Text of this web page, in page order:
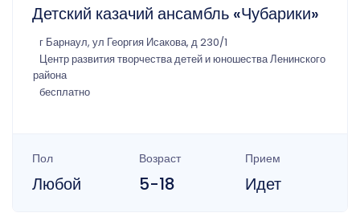
Детский казачий ансамбль «Чубарики»
г Барнаул, ул Георгия Исакова, д 230/1
Центр развития творчества детей и юношества Ленинского
района
бесплатно
Пол
Любой
Возраст
5-18
Прием
Идет